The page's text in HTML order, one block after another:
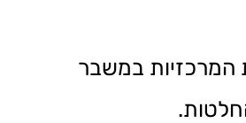
המרכזיות במשבר